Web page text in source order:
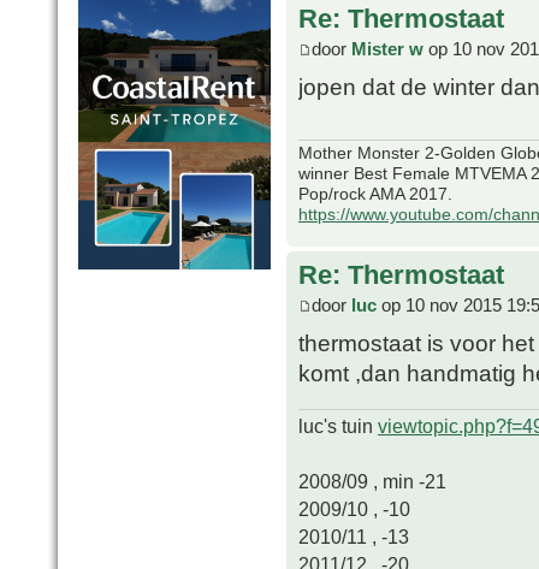
Re: Thermostaat
door Mister w op 10 nov
jopen dat de winter
Mother Monster 2-Golden
winner Best Female MTVEMA
Pop/rock AMA 2017.
https://www.youtube.com/
Re: Thermostaat
door luc op 10 nov 2015
thermostaat is voor
komt ,dan handmatig
luc's tuin
2008/09 , min -21
2009/10 , -10
2010/11 , -13
2011/12 , -20